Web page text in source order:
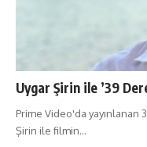
Uygar Şirin ile ’39
Prime Video'da
Şirin ile filmin…